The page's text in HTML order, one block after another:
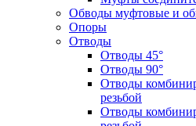
Обводы муфтовые и
Опоры
Отводы
Отводы 45°
Отводы 90°
Отводы
резьбой
Отводы